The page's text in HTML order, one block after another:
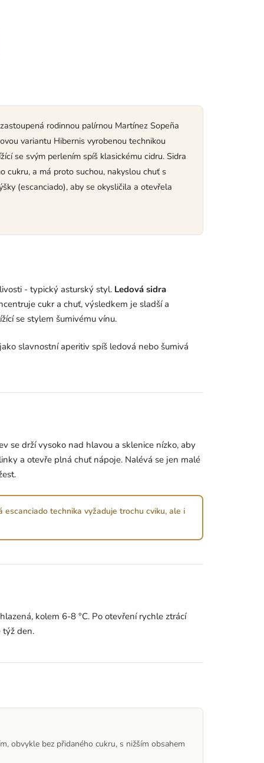
rodinnou palírnou Martínez Sopeña
variantu Hibernis vyrobenou technikou
se svým perlením spíš klasickému cidru. Sidra
cukru, a má proto suchou, nakyslou chuť s
(escanciado), aby se okysličila a otevřela
- typický asturský styl. Ledová sidra
cukr a chuť, výsledkem je sladší a
se stylem šumivému vínu.
slavnostní aperitiv spíš ledová nebo šumivá
se drží vysoko nad hlavou a sklenice nízko, aby
a otevře plná chuť nápoje. Nalévá se jen malé
technika vyžaduje trochu cviku, ale i
kolem 6-8 °C. Po otevření rychle ztrácí
týž den.
obvykle bez přidaného cukru, s nižším obsahem